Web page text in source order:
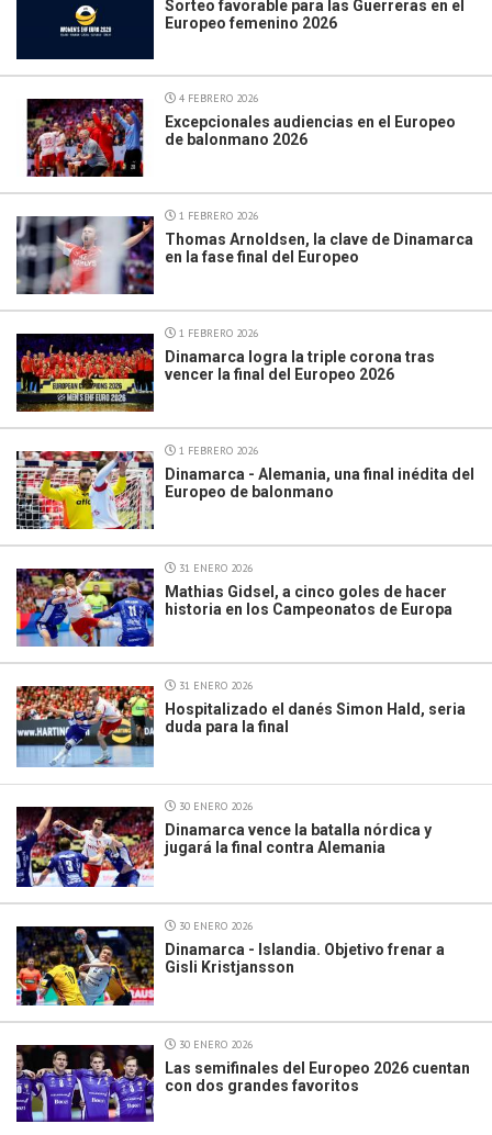
Sorteo favorable para las Guerreras en el
Europeo femenino 2026
4 FEBRERO 2026
Excepcionales audiencias en el Europeo
de balonmano 2026
1 FEBRERO 2026
Thomas Arnoldsen, la clave de Dinamarca
en la fase final del Europeo
1 FEBRERO 2026
Dinamarca logra la triple corona tras
vencer la final del Europeo 2026
1 FEBRERO 2026
Dinamarca - Alemania, una final inédita del
Europeo de balonmano
31 ENERO 2026
Mathias Gidsel, a cinco goles de hacer
historia en los Campeonatos de Europa
31 ENERO 2026
Hospitalizado el danés Simon Hald, seria
duda para la final
30 ENERO 2026
Dinamarca vence la batalla nórdica y
jugará la final contra Alemania
30 ENERO 2026
Dinamarca - Islandia. Objetivo frenar a
Gisli Kristjansson
30 ENERO 2026
Las semifinales del Europeo 2026 cuentan
con dos grandes favoritos